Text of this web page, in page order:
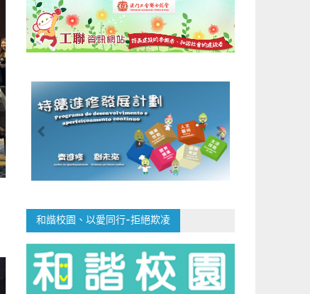
和諧校園、以愛同行-拒絕欺凌